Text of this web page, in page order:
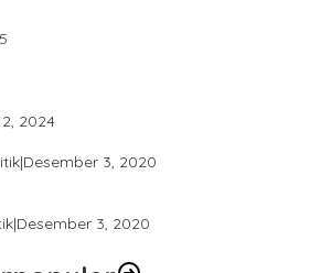
2024
|Desember 3, 2020
|Desember 3, 2020